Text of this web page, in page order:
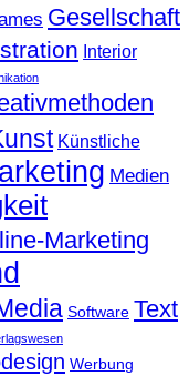
Gesellschaft
Interior
Künstliche
Medien
Marketing
Software Text
Werbung